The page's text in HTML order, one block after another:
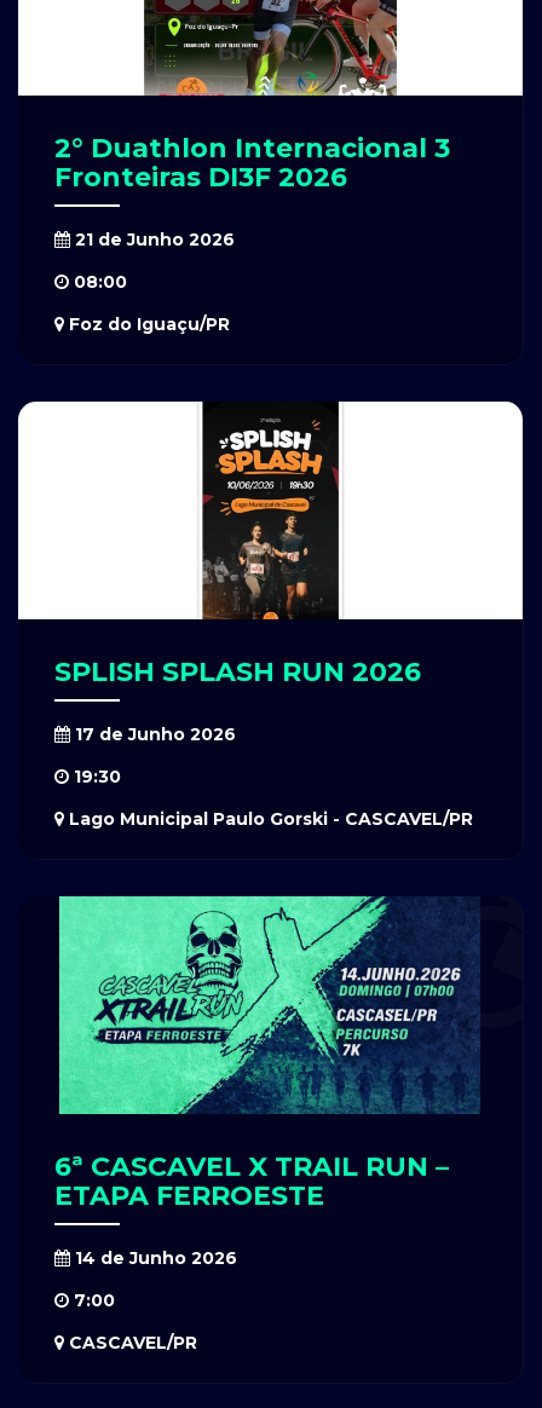
2° Duathlon Internacional 3
Fronteiras DI3F 2026
21 de Junho 2026
08:00
Foz do Iguaçu/PR
SPLISH SPLASH RUN 2026
17 de Junho 2026
19:30
Lago Municipal Paulo Gorski - CASCAVEL/PR
6ª CASCAVEL X TRAIL RUN –
ETAPA FERROESTE
14 de Junho 2026
7:00
CASCAVEL/PR